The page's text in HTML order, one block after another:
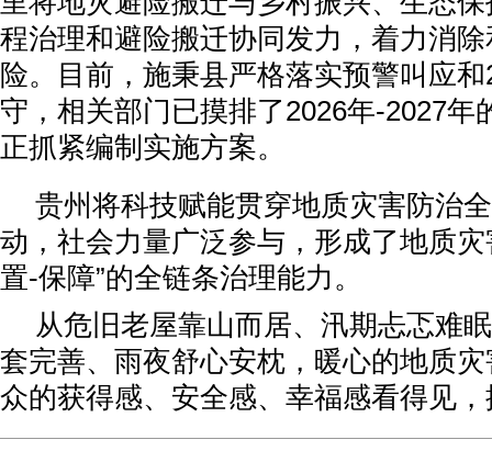
程治理和避险搬迁协同发力，着力消
险。目前，施秉县严格落实预警叫应
守，相关部门已摸排了2026年-2027年
正抓紧编制实施方案。
贵州将科技赋能贯穿地质灾害防治
动，社会力量广泛参与，形成了地质灾
置-保障”的全链条治理能力。
从危旧老屋靠山而居、汛期忐忑难
套完善、雨夜舒心安枕，暖心的地质
众的获得感、安全感、幸福感看得见